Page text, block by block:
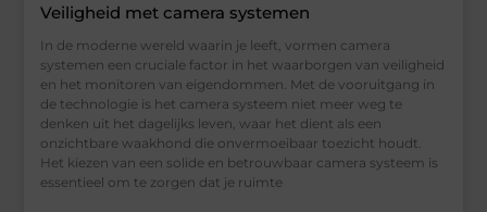
Veiligheid met camera systemen
In de moderne wereld waarin je leeft, vormen camera
systemen een cruciale factor in het waarborgen van veiligheid
en het monitoren van eigendommen. Met de vooruitgang in
de technologie is het camera systeem niet meer weg te
denken uit het dagelijks leven, waar het dient als een
onzichtbare waakhond die onvermoeibaar toezicht houdt.
Het kiezen van een solide en betrouwbaar camera systeem is
essentieel om te zorgen dat je ruimte